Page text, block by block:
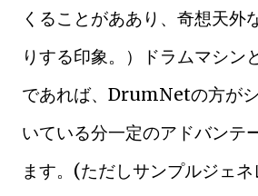
くることがああり、奇想天外
りする印象。）ドラムマシン
であれば、DrumNetの方が
いている分一定のアドバンテ
ます。(ただしサンプルジェ